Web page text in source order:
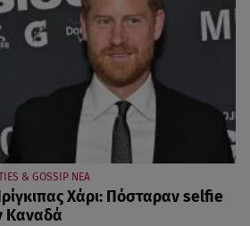
& GOSSIP ΝΕΑ
Χάρι: Πόσταραν selfie
Καναδά